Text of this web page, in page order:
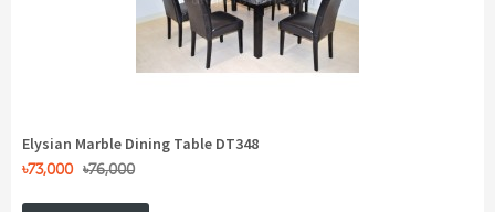
Elysian Marble Dining Table DT348
৳73,000 ৳76,000